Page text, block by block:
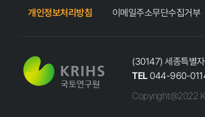
개인정보처리방침 이메일주소무단수집거부
(30147) 세종특별
TEL 044-960-
Copyright@2022